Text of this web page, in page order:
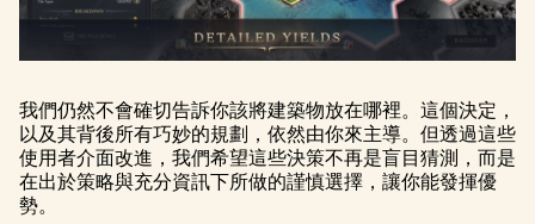
我們仍然不會確切告訴你該將建築物放在哪裡。這個決定，
以及其背後所有巧妙的規劃，依然由你來主導。但透過這些
使用者介面改進，我們希望這些決策不再是盲目猜測，而是
在出於策略與充分資訊下所做的謹慎選擇，讓你能發揮優
勢。